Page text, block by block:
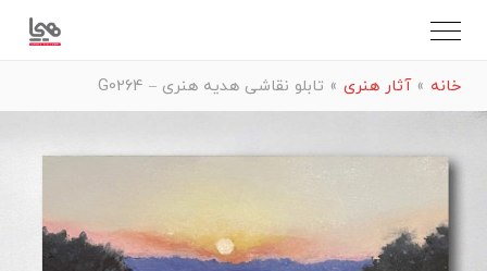
خانه »آثار هنری » تابلو نقاشی هدیه هنری – G0264